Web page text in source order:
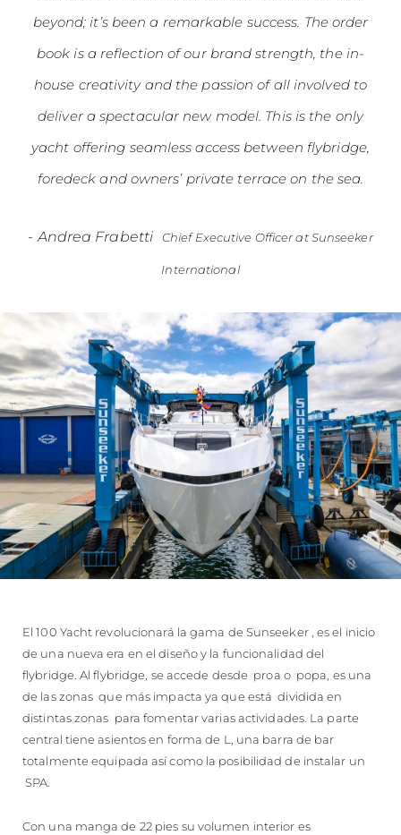
beyond; it’s been a remarkable success. The order
book is a reflection of our brand strength, the in-
house creativity and the passion of all involved to
deliver a spectacular new model. This is the only
yacht offering seamless access between flybridge,
foredeck and owners’ private terrace on the sea.
-Andrea Frabetti Chief Executive Officer at Sunseeker
International
El 100 Yacht revolucionará la gama de Sunseeker , es el inicio
de una nueva era en el diseño y la funcionalidad del
flybridge. Al flybridge, se accede desde proa o popa, es una
de las zonas que más impacta ya que está dividida en
distintas zonas para fomentar varias actividades. La parte
central tiene asientos en forma de L, una barra de bar
totalmente equipada así como la posibilidad de instalar un
SPA.
Con una manga de 22 pies su volumen interior es